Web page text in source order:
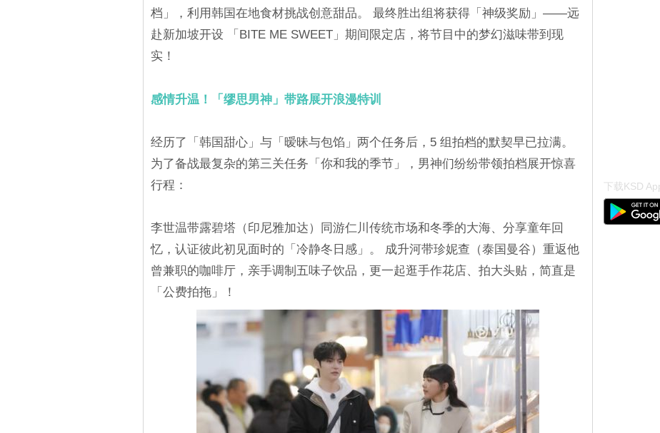
档」，利用韩国在地食材挑战创意甜品。 最终胜出组将获得「神级奖励」——远
赴新加坡开设 「BITE ME SWEET」期间限定店，将节目中的梦幻滋味带到现
实！
感情升温！「缪思男神」带路展开浪漫特训
经历了「韩国甜心」与「暧昧与包馅」两个任务后，5 组拍档的默契早已拉满。
为了备战最复杂的第三关任务「你和我的季节」，男神们纷纷带领拍档展开惊喜
行程：
李世温带露碧塔（印尼雅加达）同游仁川传统市场和冬季的大海、分享童年回
忆，认证彼此初见面时的「冷静冬日感」。 成升河带珍妮查（泰国曼谷）重返他
曾兼职的咖啡厅，亲手调制五味子饮品，更一起逛手作花店、拍大头贴，简直是
「公费拍拖」！
下载KSD